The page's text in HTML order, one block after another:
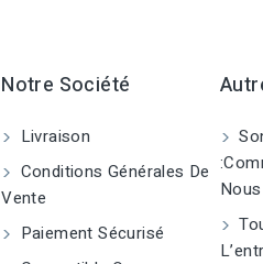
Notre Société
Livraison
Conditions Générales De
Vente
Paiement Sécurisé